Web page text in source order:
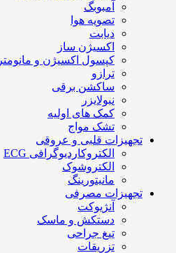
آمبوبگ
تصویه هوا
دیابت
اکسیژن ساز
کپسول اکسیژن و مانومتر
ترازو
ساکشن برقی
نبولایزر
کمک های اولیه
تشک مواج
تجهیزات قلبی و عروقی
الکتروکاردیوگرافی ECG
الکتروشوک
مانیتورینگ
تجهیزات مصرفی
آنژیوکت
دستکش و ماسک
تیغ جراحی
تزریقات